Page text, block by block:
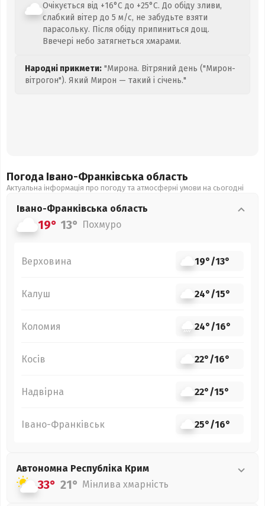
Очікується від +16°C до +25°C. До обіду зливи,
слабкий вітер до 5 м/с, не забудьте взяти
парасольку. Після обіду припиниться дощ.
Ввечері небо затягнеться хмарами.
Народні прикмети: "Мирона. Вітряний день ("Мирон-
вітрогон"). Який Мирон — такий і січень."
Погода Івано-Франківська область
Актуальна інформація про погоду та атмосферні умови на сьогодні
Івано-Франківська область
19° 13° Похмуро
Верховина 19°/13°
Калуш 24°/15°
Коломия 24°/16°
Косів 22°/16°
Надвірна 22°/15°
Івано-Франківськ 25°/16°
Автономна Республіка Крим
33° 21° Мінлива хмарність